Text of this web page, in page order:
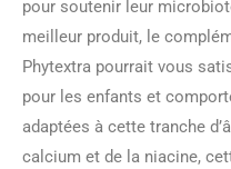
pour soutenir leur
meilleur produit, le
Phytextra pourrait vous
pour les enfants et
adaptées à cette tranche
calcium et de la niacine,